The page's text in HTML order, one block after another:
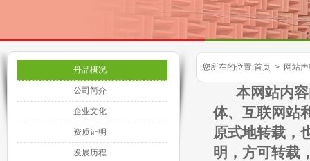
丹品概况
公司简介
企业文化
资质证明
发展历程
您所在的位置:首页 > 网站声
本网站内容
体、互联网站
原式地转载，
明，方可转载